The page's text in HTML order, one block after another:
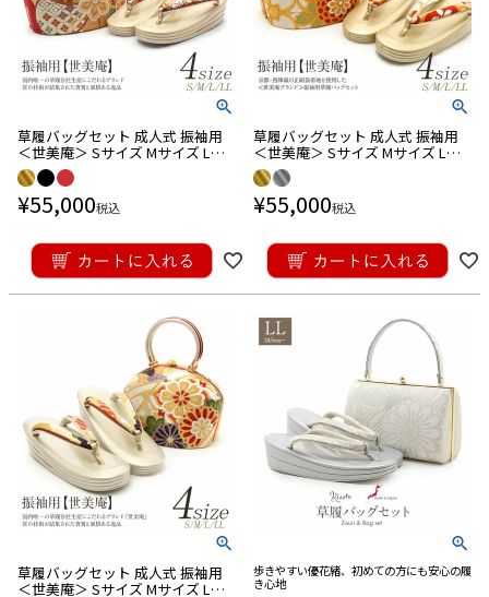
草履バッグセット 成人式 振袖用
＜世美庵＞ Sサイズ Mサイズ Lサ
イズ LLサイズ 日本製 正絹 ＜3色
展開／七宝菊＞
¥55,000税込
草履バッグセット 成人式 振袖用
＜世美庵＞ Sサイズ Mサイズ Lサ
イズ LLサイズ 西陣袋帯地使用 3枚
芯＜ゴールド・シルバー／菊華紋
＞
¥55,000税込
草履バッグセット 成人式 振袖用
＜世美庵＞ Sサイズ Mサイズ Lサ
歩きやすい優花緒、初めての方にも安心の履
き心地